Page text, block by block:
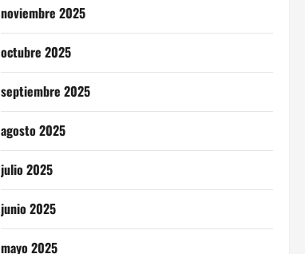
noviembre 2025
octubre 2025
septiembre 2025
agosto 2025
julio 2025
junio 2025
mayo 2025